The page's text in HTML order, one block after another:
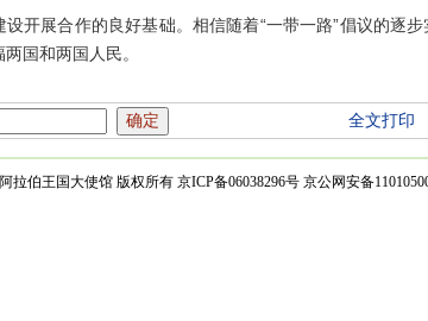
展合作的良好基础。相信随着“一带一路”倡议的逐
国和两国人民。
全文打印
拉伯王国大使馆 版权所有 京ICP备06038296号 京公网安备